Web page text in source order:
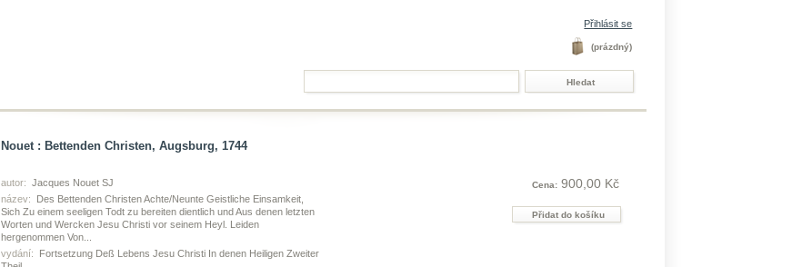
Přihlásit se
(prázdný)
Nouet : Bettenden Christen, Augsburg, 1744
autor: Jacques Nouet SJ
název:
Des Bettenden Christen Achte/Neunte Geistliche Einsamkeit,
Sich Zu einem seeligen Todt zu bereiten dientlich und Aus denen letzten
Worten und Wercken Jesu Christi vor seinem Heyl. Leiden
hergenommen Von...
vydání:
Fortsetzung Deß Lebens Jesu Christi In denen Heiligen Zweiter
Cena: 900,00 Kč